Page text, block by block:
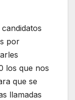
por
los que nos
que se
llamadas